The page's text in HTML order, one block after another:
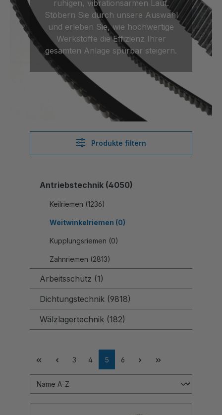
ruhigen, vibrationsarmen Lauf.
Stöbern Sie durch unsere Auswahl
und erleben Sie, wie hochwertige
Werkstoffe die Effizienz Ihrer
gesamten Anlage spürbar steigern.
Produkte filtern
Antriebstechnik (4050)
Keilriemen (1236)
Weitwinkelriemen (0)
Kupplungsriemen (0)
Zahnriemen (2813)
Arbeitsschutz (1)
Dichtungstechnik (9818)
Wälzlagertechnik (182)
3 4 5 6